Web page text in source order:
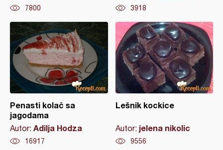
7800 3918
Penasti kolač sa
jagodama
Autor: Adilja Hodza
16917
Lešnik kockice
Autor: jelena nikolic
9556